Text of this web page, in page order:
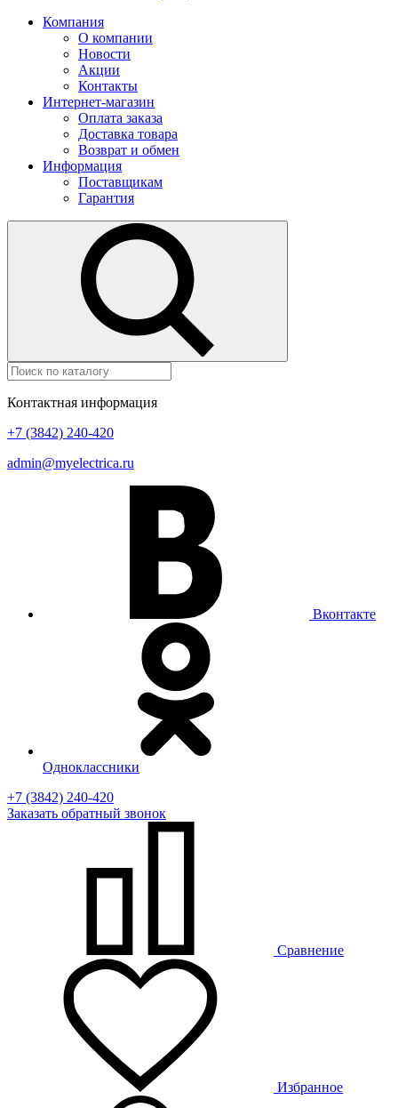
Компания
О компании
Новости
Акции
Контакты
Интернет-магазин
Оплата заказа
Доставка товара
Возврат и обмен
Информация
Поставщикам
Гарантия
Контактная информация
+7 (3842) 240-420
admin@myelectrica.ru
Вконтакте
Одноклассники
+7 (3842) 240-420
Заказать обратный звонок
Сравнение
Избранное